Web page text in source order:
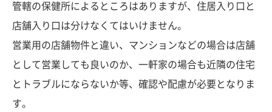
管轄の保健所によるところはありますが、住居入り口と
店舗入り口は分けなくてはいけません。
営業用の店舗物件と違い、マンションなどの場合は店舗
として営業しても良いのか、一軒家の場合も近隣の住宅
とトラブルにならないか等、確認や配慮が必要となりま
す。